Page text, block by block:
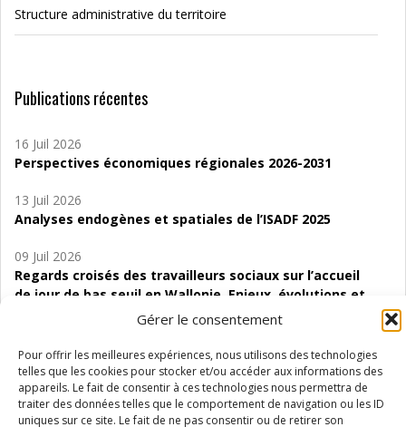
Gérer le consentement
Pour offrir les meilleures expériences, nous utilisons des technologies
telles que les cookies pour stocker et/ou accéder aux informations des
appareils. Le fait de consentir à ces technologies nous permettra de
traiter des données telles que le comportement de navigation ou les ID
uniques sur ce site. Le fait de ne pas consentir ou de retirer son
Structure administrative du territoire
Publications récentes
16 Juil 2026
Perspectives économiques régionales 2026-2031
13 Juil 2026
Analyses endogènes et spatiales de l’ISADF 2025
09 Juil 2026
Regards croisés des travailleurs sociaux sur l’accueil
de jour de bas seuil en Wallonie. Enjeux, évolutions et
06 Juil 2026
Étude d’évaluabilité des Structures
d’accompagnement à l’autocréation d’emploi (SAACE)